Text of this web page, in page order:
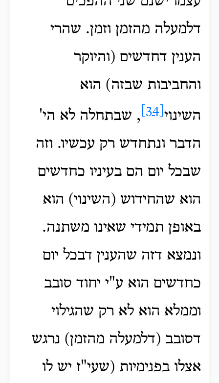
דלמעלה מהזמן וזמן. שהרי
הענין דחדשים (והיוקר
והחביבות שבזה) הוא
השינוי
, שבתחלה לא הי'
הדבר ונתחדש רק עכשיו. וזה
שבכל יום הם בעיניו כחדשים
הוא שהחידוש (השינוי) הוא
באופן תמידי שאינו משתנה.
ונמצא דזה שהענין דבכל יום
כחדשים הוא ע"י יחוד סובב
וממלא הוא לא רק שהגילוי
דסובב (דלמעלה מהזמן) נרגש
אצלו בפנימיות (שעי"ז יש לו